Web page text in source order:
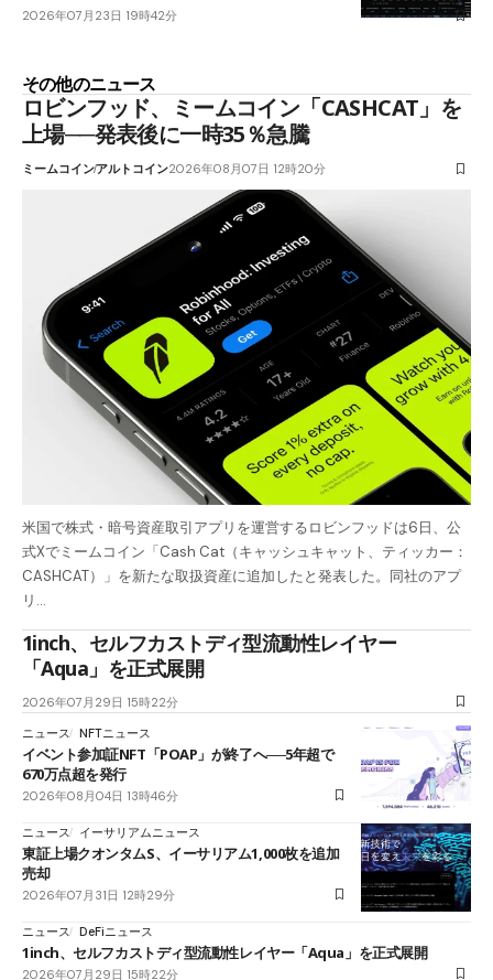
2026年07月23日 19時42分
その他のニュース
ロビンフッド、ミームコイン「CASHCAT」を
上場──発表後に一時35％急騰
ミームコインアルトコイン2026年08月07日 12時20分
米国で株式・暗号資産取引アプリを運営するロビンフッドは6日、公
式Xでミームコイン「Cash Cat（キャッシュキャット、ティッカー：
CASHCAT）」を新たな取扱資産に追加したと発表した。同社のアプ
リ…
1inch、セルフカストディ型流動性レイヤー
「Aqua」を正式展開
2026年07月29日 15時22分
ニュース NFTニュース
イベント参加証NFT「POAP」が終了へ──5年超で
670万点超を発行
2026年08月04日 13時46分
ニュース イーサリアムニュース
東証上場クオンタムS、イーサリアム1,000枚を追加
売却
2026年07月31日 12時29分
ニュース DeFiニュース
1inch、セルフカストディ型流動性レイヤー「Aqua」を正式展開
2026年07月29日 15時22分